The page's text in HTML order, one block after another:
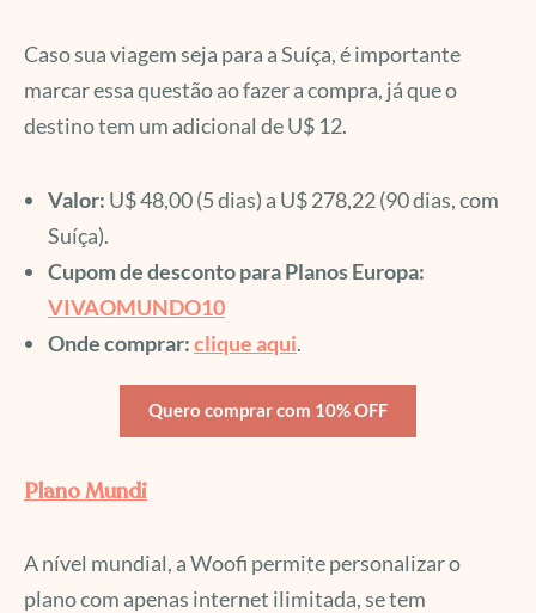
Caso sua viagem seja para a Suíça, é importante
marcar essa questão ao fazer a compra, já que o
destino tem um adicional de U$ 12.
Valor: U$ 48,00 (5 dias) a U$ 278,22 (90 dias, com
Suíça).
Cupom de desconto para Planos Europa:
VIVAOMUNDO10
Onde comprar:clique aqui.
Quero comprar com 10% OFF
Plano Mundi
A nível mundial, a Woofi permite personalizar o
plano com apenas internet ilimitada, se tem